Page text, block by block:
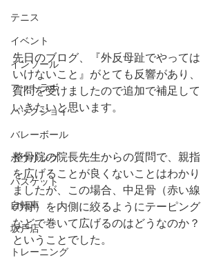
テニス
イベント
インソール
フットラボ
バックジョイ
バレーボール
ボウリング
バスケット
自転車
坂戸店
トレーニング
先日のブログ、『外反母趾でやっては
いけないこと』がとても反響があり、
質問を受けましたので追加で補足して
いきたいと思います。
整骨院の院長先生からの質問で、親指
を広げることが良くないことはわかり
ましたが、この場合、中足骨（赤い線
の骨）を内側に絞るようにテーピング
などで巻いて広げるのはどうなのか？
ということでした。